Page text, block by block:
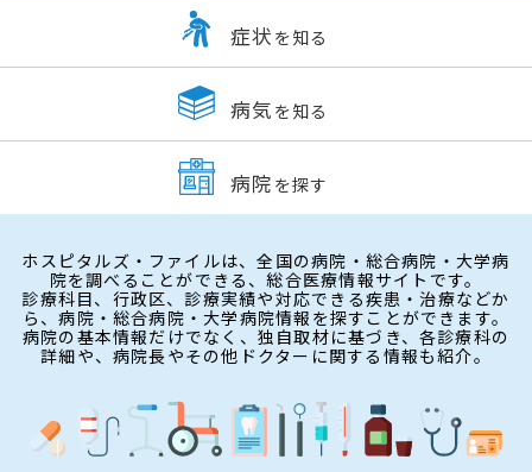
症状 を知る
病気 を知る
病院 を探す
ホスピタルズ・ファイルは、全国の病院・総合病院・大学病
院を調べることができる、総合医療情報サイトです。
診療科目、行政区、診療実績や対応できる疾患・治療などか
ら、病院・総合病院・大学病院情報を探すことができます。
病院の基本情報だけでなく、独自取材に基づき、各診療科の
詳細や、病院長やその他ドクターに関する情報も紹介。